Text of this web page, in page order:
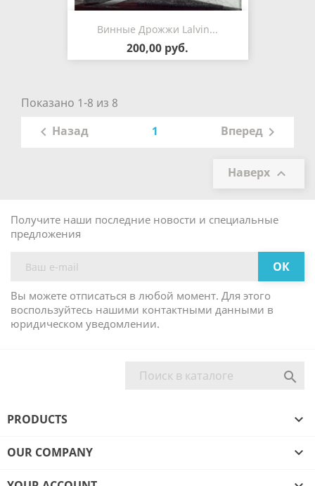
Винные Дрожжи Lalvin...
200,00 руб.
Показано 1-8 из 8
 Назад 1 Вперед 
Наверх 
Получите наши последние новости и специальные
предложения
Вы можете отписаться в любой момент. Для этого
воспользуйтесь нашими контактными данными в
юридическом уведомлении.

PRODUCTS 
OUR COMPANY 